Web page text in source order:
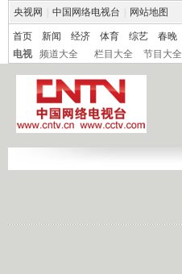
央视网 中国网络电视台 网站地图
首页 新闻 经济 体育 综艺 春晚
电视
频道大全 栏目大全 节目大全